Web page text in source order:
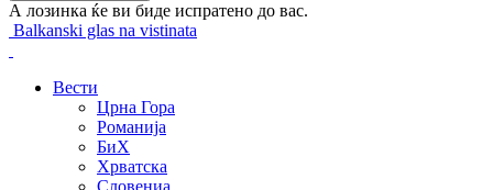
А лозинка ќе ви биде испратено до вас.
Balkanski glas na vistinata
Вести
Црна Гора
Романија
БиХ
Хрватска
Словениа